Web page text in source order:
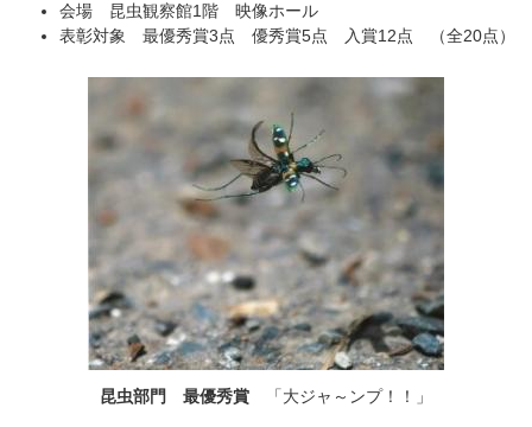
会場 昆虫観察館1階 映像ホール
表彰対象 最優秀賞3点 優秀賞5点 入賞12点 （全20点）
昆虫部門 最優秀賞 「大ジャ～ンプ！！」